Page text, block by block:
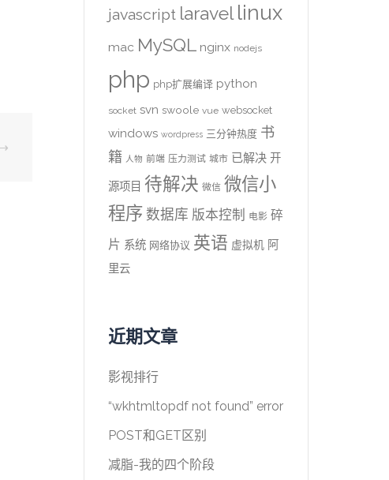
javascript laravel linux
mac MySQL nginx nodejs
php php扩展编译 python
socket svn swoole vue websocket
windows wordpress 三分钟热度 书
籍 人物 前端 压力测试 城市 已解决 开
源项目 待解决 微信 微信小
程序 数据库 版本控制 电影 碎
片 系统 网络协议 英语 虚拟机 阿
里云
近期文章
影视排行
“wkhtmltopdf not found” error
POST和GET区别
减脂-我的四个阶段